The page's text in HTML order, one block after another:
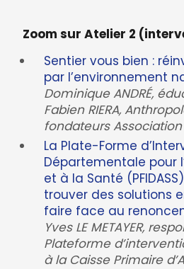
Zoom sur Atelier 2
Sentier vous bien :
par l’environnement
Dominique ANDRÉ,
Fabien RIERA,
fondateurs
La Plate-Forme
Départementale pour
et à la Santé
trouver des solutions
faire face au
Yves LE METAYER,
Plateforme
à la Caisse Primaire